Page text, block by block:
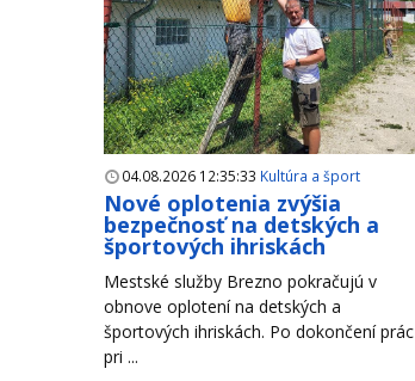
04.08.2026 12:35:33 Kultúra a šport
Nové oplotenia zvýšia
bezpečnosť na detských a
športových ihriskách
Mestské služby Brezno pokračujú v
obnove oplotení na detských a
športových ihriskách. Po dokončení prác
pri ...